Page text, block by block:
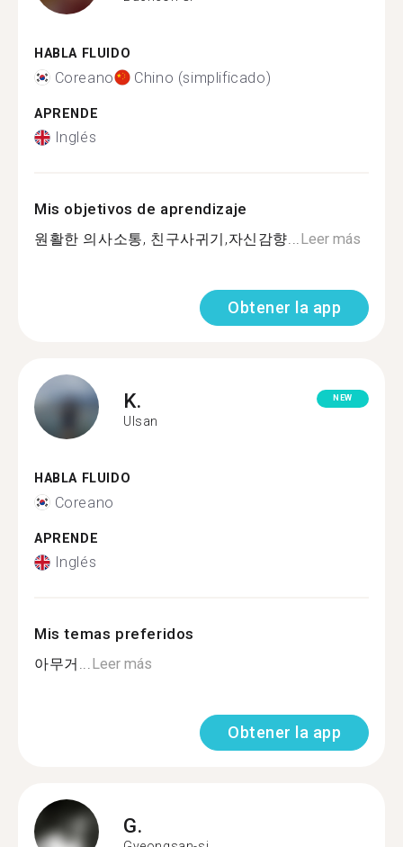
HABLA FLUIDO
Coreano Chino (simplificado)
APRENDE
Inglés
Mis objetivos de aprendizaje
원활한 의사소통, 친구사귀기,자신감향...Leer más
Obtener la app
K.
Ulsan
NEW
HABLA FLUIDO
Coreano
APRENDE
Inglés
Mis temas preferidos
아무거...Leer más
Obtener la app
G.